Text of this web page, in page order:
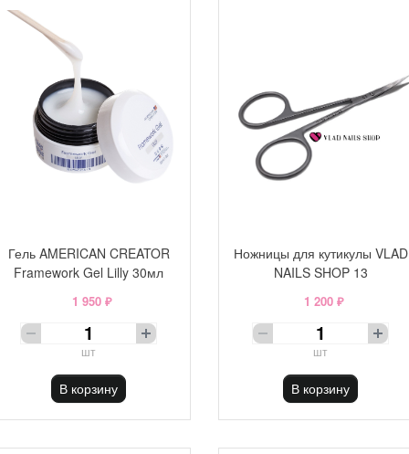
Гель AMERICAN CREATOR
Framework Gel Lilly 30мл
1 950 ₽
шт
В корзину
Ножницы для кутикулы VLAD
NAILS SHOP 13
1 200 ₽
шт
В корзину